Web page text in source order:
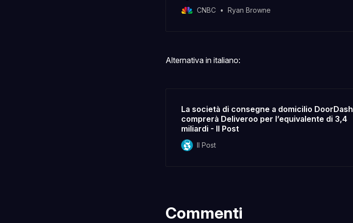
that values the company at £2.9 billion.
CNBC Ryan Browne
Alternativa in italiano:
La società di consegne a domicilio DoorDash
comprerà Deliveroo per l’equivalente di 3,4
miliardi - Il Post
Il Post
Commenti